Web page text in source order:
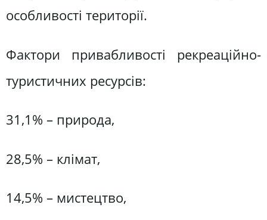
особливості території.
Фактори привабливості рекреаційно-
туристичних ресурсів:
31,1% – природа,
28,5% – клімат,
14,5% – мистецтво,